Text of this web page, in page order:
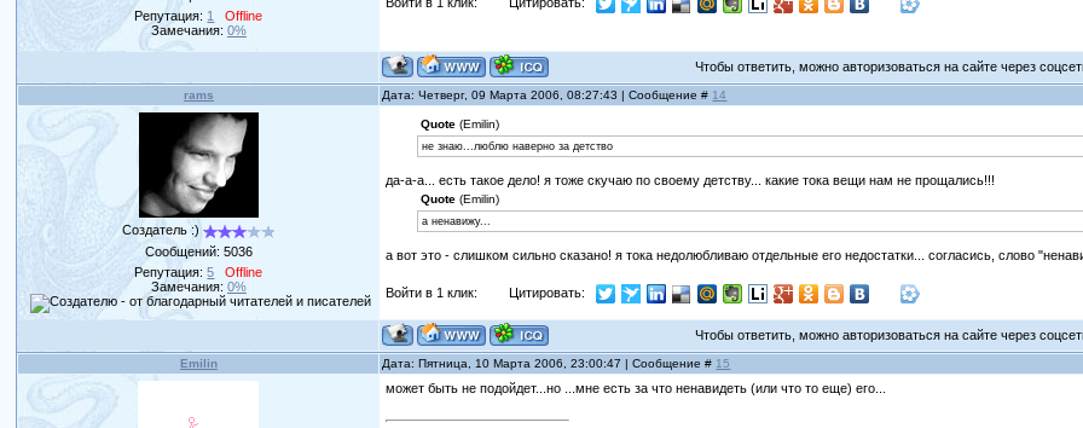
Репутация: 1
Offline
Замечания: 0%
Чтобы ответить, можно авторизоваться на сайте через
rams Дата: Четверг, 09 Марта 2006, 08:27:43 | Сообщение # 14
Создатель :)
Сообщений: 5036
Репутация:5
Offline
Замечания: 0%
Quote (Emilin)
не знаю...люблю наверно за детство
да-а-а... есть такое дело! я тоже скучаю по своему детству... какие тока вещи нам не прощались!!!
Quote (Emilin)
а ненавижу...
а вот это - слишком сильно сказано! я тока недолюбливаю отдельные его недостатки... согласись, слово
Войти в 1 клик: Цитировать:
Чтобы ответить, можно авторизоваться на сайте через
Emilin Дата: Пятница, 10 Марта 2006, 23:00:47 | Сообщение # 15
может быть не подойдет...но ...мне есть за что ненавидеть (или что то еще) его...